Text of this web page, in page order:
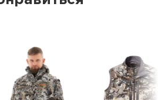
Три кармана для
предметов.
заметность на фоне